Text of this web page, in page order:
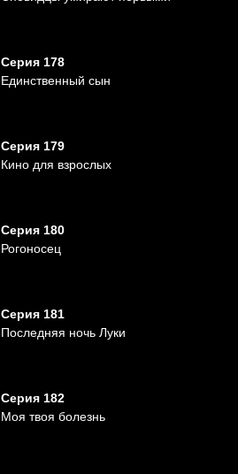
Серия 178
Единственный сын
Серия 179
Кино для взрослых
Серия 180
Рогоносец
Серия 181
Последняя ночь Луки
Серия 182
Моя твоя болезнь